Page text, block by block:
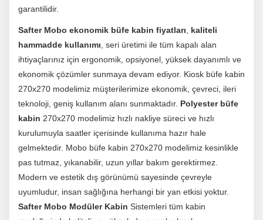
garantilidir.
Safter Mobo ekonomik büfe kabin fiyatları
kaliteli
hammadde kullanımı , seri üretimi ile tüm kapalı alan
ihtiyaçlarınız için ergonomik, opsiyonel, yüksek dayanımlı ve
ekonomik çözümler sunmaya devam ediyor. Kiosk büfe kabin
270x270 modelimiz müşterilerimize ekonomik, çevreci, ileri
teknoloji, geniş kullanım alanı sunmaktadır. Polyester büfe
kabin 270x270 modelimiz hızlı nakliye süreci ve hızlı
kurulumuyla saatler içerisinde kullanıma hazır hale
gelmektedir. Mobo büfe kabin 270x270 modelimiz kesinlikle
pas tutmaz, yıkanabilir, uzun yıllar bakım gerektirmez.
Modern ve estetik dış görünümü sayesinde çevreyle
uyumludur, insan sağlığına herhangi bir yan etkisi yoktur.
Safter Mobo Modüler Kabin Sistemleri tüm kabin